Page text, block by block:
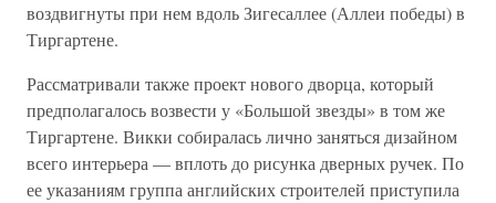
воздвигнуты при нем вдоль Зигесаллее (Аллеи победы) в
Тиргартене.
Рассматривали также проект нового дворца, который
предполагалось возвести у «Большой звезды» в том же
Тиргартене. Викки собиралась лично заняться дизайном
всего интерьера — вплоть до рисунка дверных ручек. По
ее указаниям группа английских строителей приступила